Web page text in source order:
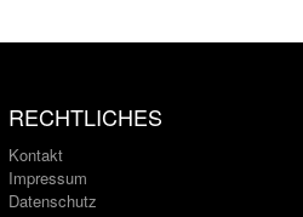
RECHTLICHES
Kontakt
Impressum
Datenschutz